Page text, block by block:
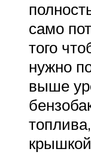
само
того
нужно
выше